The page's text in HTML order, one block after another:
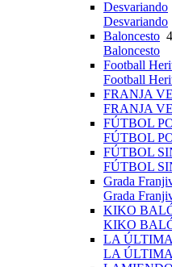
Desvariando
Desvariando
Baloncesto
Baloncesto
Football
Football
FRANJA
FRANJA
FÚTBOL
FÚTBOL
FÚTBOL
FÚTBOL
Grada
Grada
KIKO
KIKO
LA
LA